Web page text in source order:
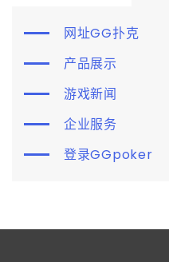
网址GG扑克
产品展示
游戏新闻
企业服务
登录GGpoker